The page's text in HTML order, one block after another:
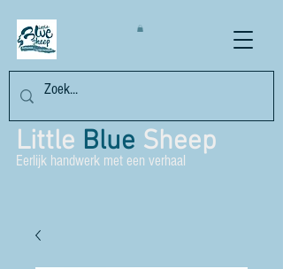
Little Blue Sheep
Eerlijk handwerk met een verhaal